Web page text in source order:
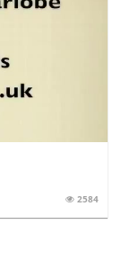
2584